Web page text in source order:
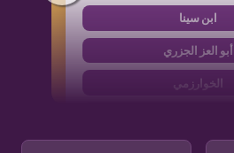
ابن سينا
أبو العز الجزري
الخوارزمي